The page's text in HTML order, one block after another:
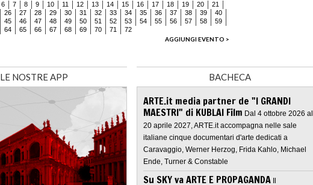
6 7 8 9 10 11 12 13 14 15 16 17 18 19 20
21
26 27 28 29 30 31 32 33 34 35 36 37 38 39
40
45 46 47 48 49 50 51 52 53 54 55 56 57 58
59
64 65 66 67 68 69 70 71
72
AGGIUNGI EVENTO >
LE NOSTRE APP BACHECA
ARTE.it media partner de "I GRANDI
MAESTRI" di KUBLAI Film Dal 4 ottobre 2026 al
20 aprile 2027, ARTE.it accompagna nelle sale
italiane cinque documentari d'arte dedicati a
Caravaggio, Werner Herzog, Frida Kahlo, Michael
Ende, Turner & Constable
Su SKY va ARTE E PROPAGANDA Il